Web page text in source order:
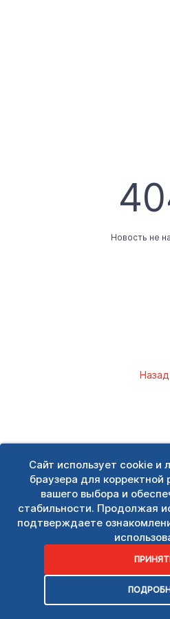
Сайт использует cookie и
браузера для корректной
вашего выбора и
стабильности. Продолжая
подтверждаете
Новость не
Назад